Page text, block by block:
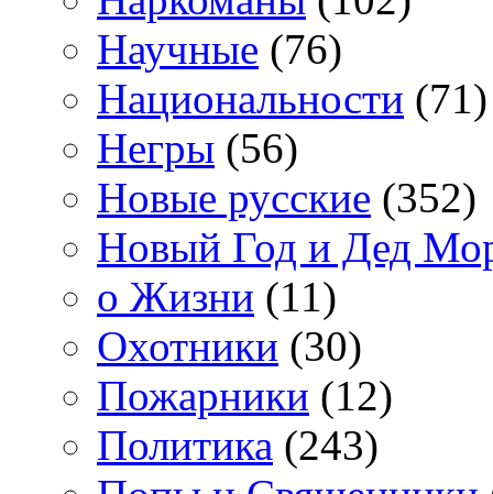
Научные (76)
Национальности (71)
Негры (56)
Новые русские (352)
Новый Год и Дед
о Жизни (11)
Охотники (30)
Пожарники (12)
Политика (243)